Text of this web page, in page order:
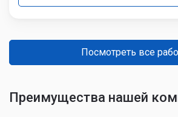
Посмотреть все
Преимущества нашей